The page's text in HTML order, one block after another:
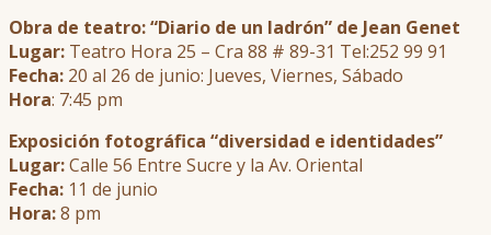
Obra de teatro: “Diario de un ladrón” de Jean Genet
Lugar: Teatro Hora 25 – Cra 88 # 89-31 Tel:252 99 91
Fecha: 20 al 26 de junio: Jueves, Viernes, Sábado
Hora: 7:45 pm
Exposición fotográfica “diversidad e identidades”
Lugar:Calle 56 Entre Sucre y la Av. Oriental
Fecha: 11 de junio
Hora:8 pm